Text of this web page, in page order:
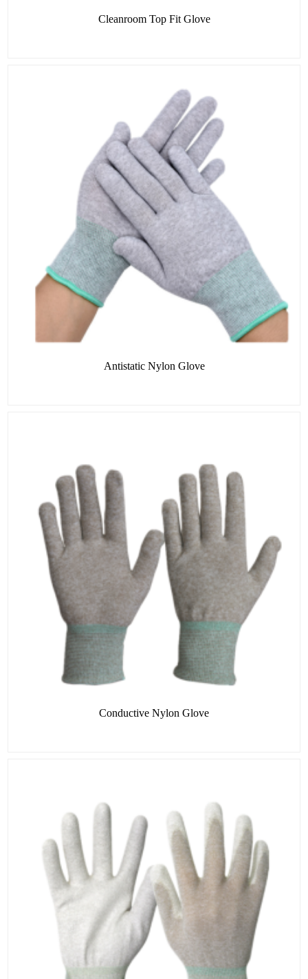
Cleanroom Top Fit Glove
Antistatic Nylon Glove
Conductive Nylon Glove